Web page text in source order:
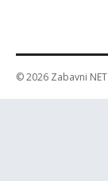
© 2026 Zabavni NET